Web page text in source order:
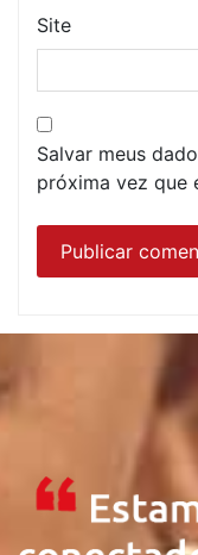
Site
Salvar meus
próxima vez que